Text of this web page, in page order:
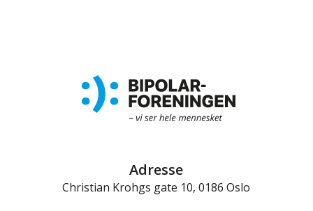
Adresse
Christian Krohgs gate 10, 0186 Oslo